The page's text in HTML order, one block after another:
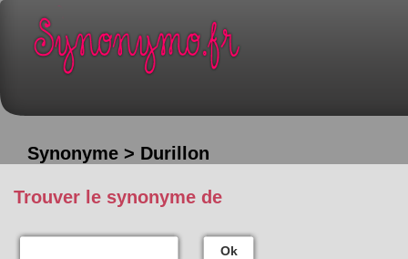
Synonyme > Durillon
Trouver le synonyme de
Ok